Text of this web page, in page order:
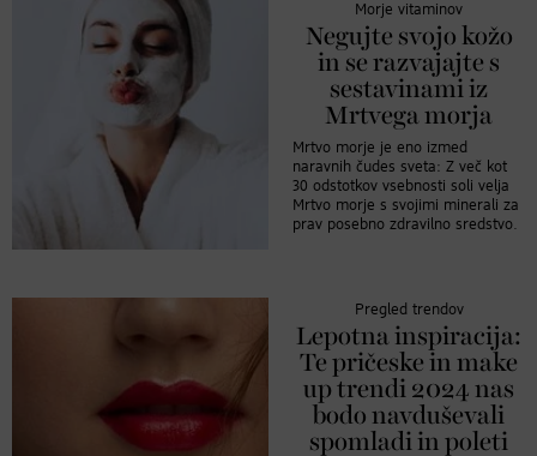
Morje vitaminov
Negujte svojo kožo
in se razvajajte s
sestavinami iz
Mrtvega morja
Mrtvo morje je eno izmed
naravnih čudes sveta: Z več kot
30 odstotkov vsebnosti soli velja
Mrtvo morje s svojimi minerali za
prav posebno zdravilno sredstvo.
Pregled trendov
Lepotna inspiracija:
Te pričeske in make
up trendi 2024 nas
bodo navduševali
spomladi in poleti